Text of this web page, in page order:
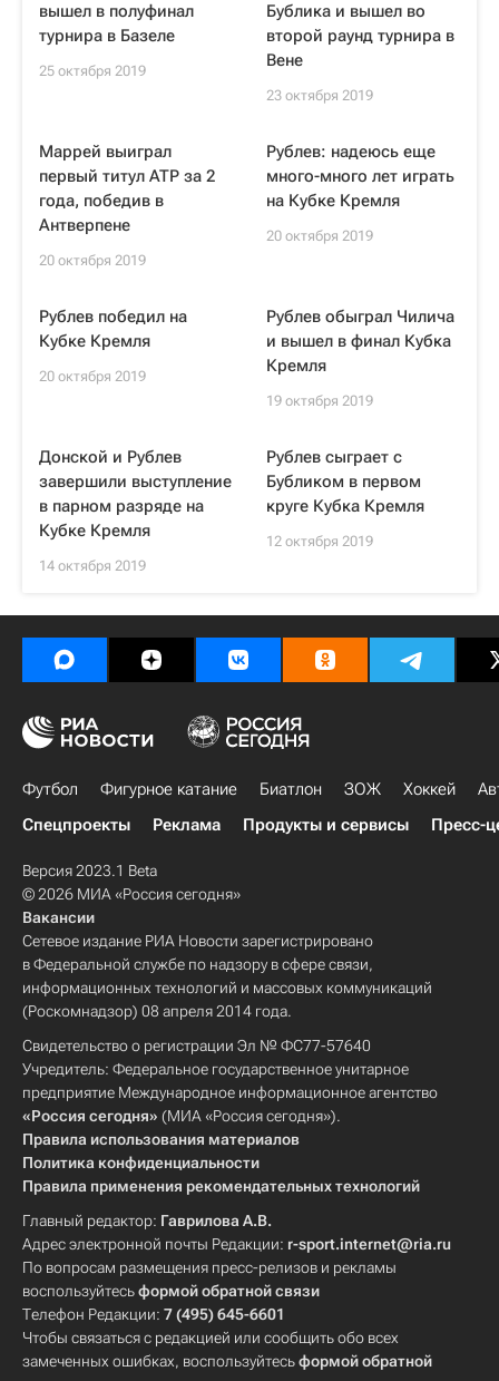
вышел в полуфинал
турнира в Базеле
25 октября 2019
Бублика и вышел во
второй раунд турнира в
Вене
23 октября 2019
Маррей выиграл
первый титул ATP за 2
года, победив в
Антверпене
20 октября 2019
Рублев: надеюсь еще
много-много лет играть
на Кубке Кремля
20 октября 2019
Рублев победил на
Кубке Кремля
20 октября 2019
Рублев обыграл Чилича
и вышел в финал Кубка
Кремля
19 октября 2019
Донской и Рублев
завершили выступление
в парном разряде на
Кубке Кремля
14 октября 2019
Рублев сыграет с
Бубликом в первом
круге Кубка Кремля
12 октября 2019
Футбол Фигурное катание Биатлон ЗОЖ Хоккей
Спецпроекты
Реклама Продукты и сервисы Пресс-
Версия 2023.1 Beta
© 2026 МИА «Россия сегодня»
Вакансии
Сетевое издание РИА Новости зарегистрировано
в Федеральной службе по надзору в сфере связи,
информационных технологий и массовых коммуникаций
(Роскомнадзор) 08 апреля 2014 года.
Свидетельство о регистрации Эл № ФС77-57640
Учредитель: Федеральное государственное унитарное
предприятие Международное информационное агентство
«Россия сегодня» (МИА «Россия сегодня»).
Правила использования материалов
Политика конфиденциальности
Правила применения рекомендательных технологий
Главный редактор: Гаврилова А.В.
Адрес электронной почты Редакции: r-sport.internet@ria.ru
По вопросам размещения пресс-релизов и рекламы
воспользуйтесьформой обратной связи
Телефон Редакции: 7 (495) 645-6601
Чтобы связаться с редакцией или сообщить обо всех
замеченных ошибках, воспользуйтесьформой обратной